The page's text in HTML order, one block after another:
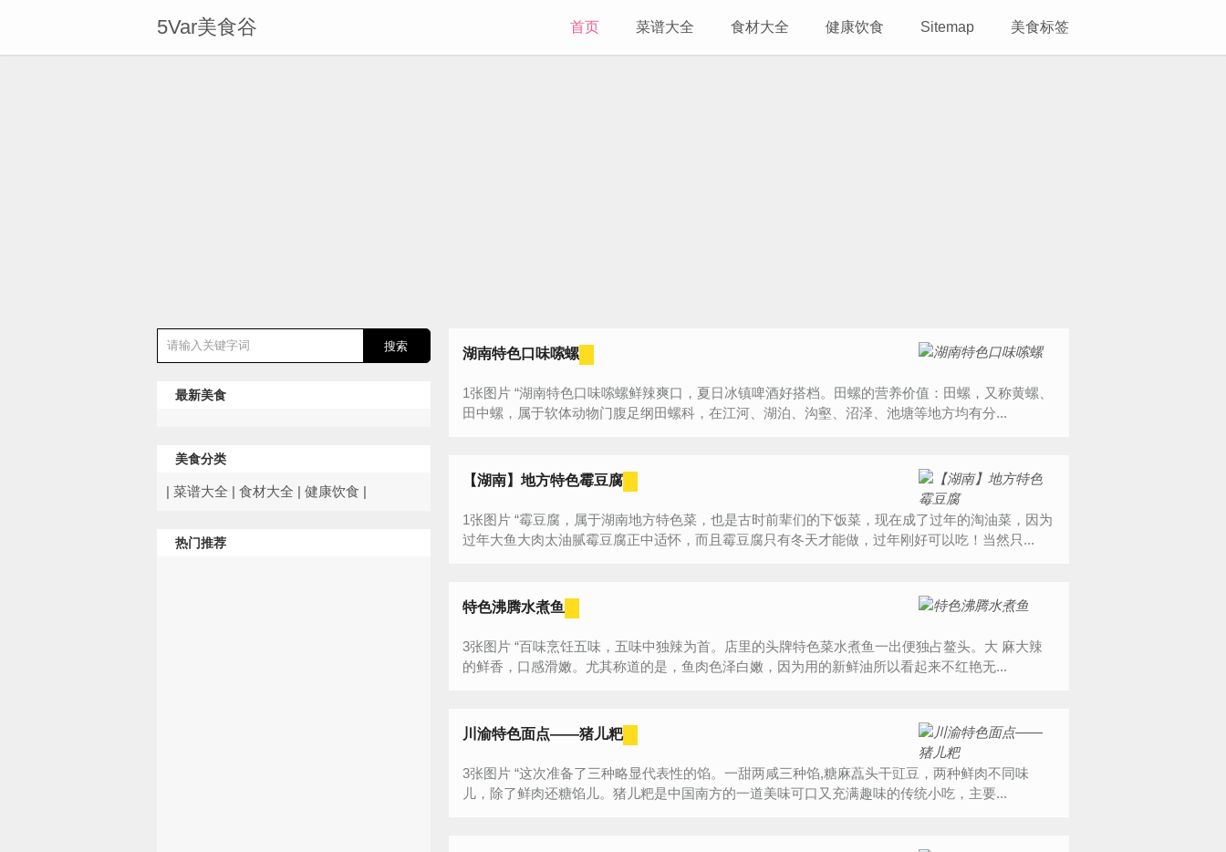
5Var美食谷 首页 菜谱大全 食材大全 健康饮食 Sitemap 美食标签
最新美食
美食分类
| 菜谱大全 | 食材大全 | 健康饮食 |
热门推荐
湖南特色口味嗦螺
1张图片 “湖南特色口味嗦螺鲜辣爽口，夏日冰镇啤酒好搭档。田螺的营养价值：田螺，又称黄螺、
田中螺，属于软体动物门腹足纲田螺科，在江河、湖泊、沟壑、沼泽、池塘等地方均有分...
【湖南】地方特色霉豆腐
1张图片 “霉豆腐，属于湖南地方特色菜，也是古时前辈们的下饭菜，现在成了过年的淘油菜，因为
过年大鱼大肉太油腻霉豆腐正中适怀，而且霉豆腐只有冬天才能做，过年刚好可以吃！当然只...
特色沸腾水煮鱼
3张图片 “百味烹饪五味，五味中独辣为首。店里的头牌特色菜水煮鱼一出便独占鳌头。大 麻大辣
的鲜香，口感滑嫩。尤其称道的是，鱼肉色泽白嫩，因为用的新鲜油所以看起来不红艳无...
川渝特色面点——猪儿粑
3张图片 “这次准备了三种略显代表性的馅。一甜两咸三种馅,糖麻藠头干豇豆，两种鲜肉不同味
儿，除了鲜肉还糖馅儿。猪儿粑是中国南方的一道美味可口又充满趣味的传统小吃，主要...